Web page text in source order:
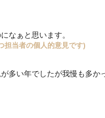
なぁと思います。
担当者の個人的意見です)
多い年でしたが我慢も多か